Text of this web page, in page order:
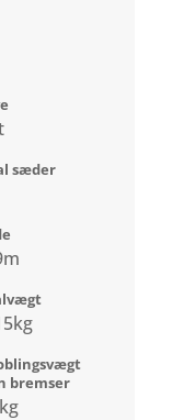
sæder
bremser